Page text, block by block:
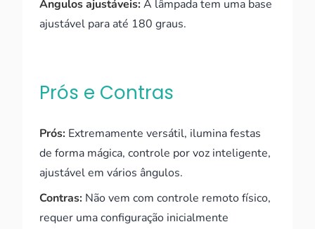
Ângulos ajustáveis:A lâmpada tem uma base
ajustável para até 180 graus.
Prós e Contras
Prós: Extremamente versátil, ilumina festas
de forma mágica, controle por voz inteligente,
ajustável em vários ângulos.
Contras: Não vem com controle remoto físico,
requer uma configuração inicialmente